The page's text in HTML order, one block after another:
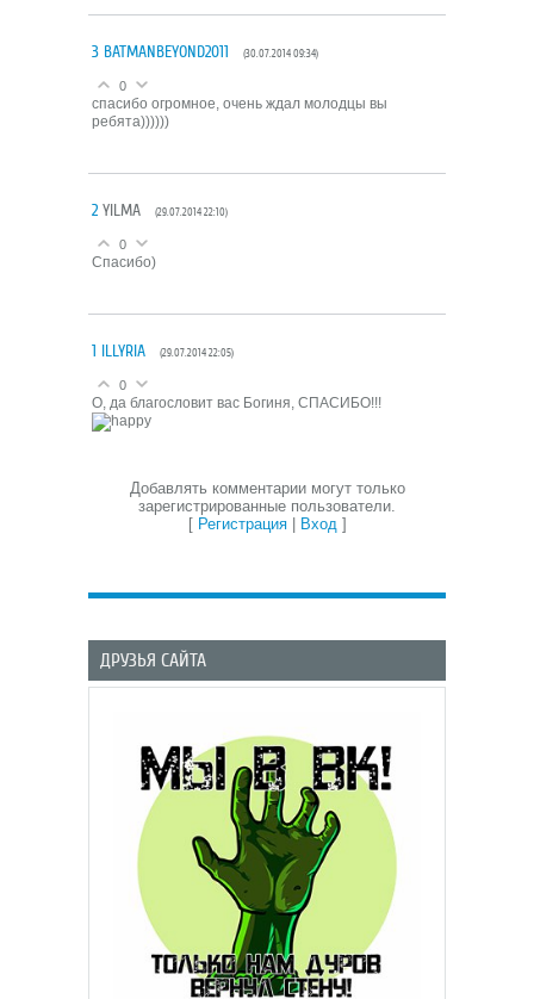
3 BATMANBEYOND2011 (30.07.2014 09:34)
0
спасибо огромное, очень ждал молодцы вы
ребята))))))
2 YILMA (29.07.2014 22:10)
0
Спасибо)
1 ILLYRIA (29.07.2014 22:05)
0
О, да благословит вас Богиня, СПАСИБО!!!
Добавлять комментарии могут только
зарегистрированные пользователи.
[ Регистрация| Вход]
ДРУЗЬЯ САЙТА